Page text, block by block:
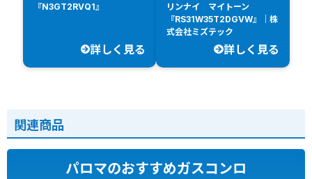
『N3GT2RVQ1』
詳しく見る
リンナイ マイトーン
『RS31W35T2DGVW』｜株
式会社ミズテック
詳しく見る
関連商品
パロマのおすすめガスコンロ